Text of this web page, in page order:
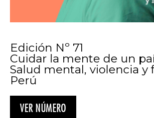
Edición Nº 71
Cuidar la mente de un
Salud mental, violencia y
Perú
VER NÚMERO